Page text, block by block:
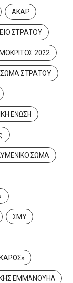
ΑΚΑΡ
ΣΤΡΑΤΟΥ
2022
ΣΤΡΑΤΟΥ
ΕΝΩΣΗ
ΣΩΜΑ
ΣΜΥ
ΕΜΜΑΝΟΥΗΛ